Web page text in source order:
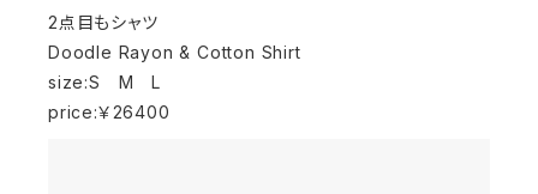
2点目もシャツ
Doodle Rayon & Cotton Shirt
size:S M L
price:￥26400